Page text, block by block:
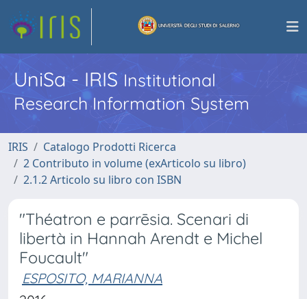
UniSa - IRISInstitutional
Research Information System
IRIS
Catalogo Prodotti Ricerca
2 Contributo in volume (exArticolo su libro)
2.1.2 Articolo su libro con ISBN
"Théatron e parrēsia. Scenari di
libertà in Hannah Arendt e Michel
Foucault"
ESPOSITO, MARIANNA